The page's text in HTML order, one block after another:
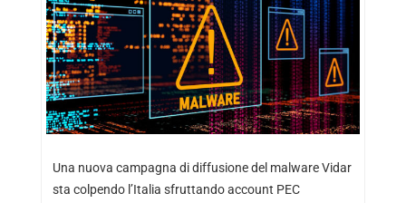
Una nuova campagna di diffusione del malware Vidar
sta colpendo l’Italia sfruttando account PEC